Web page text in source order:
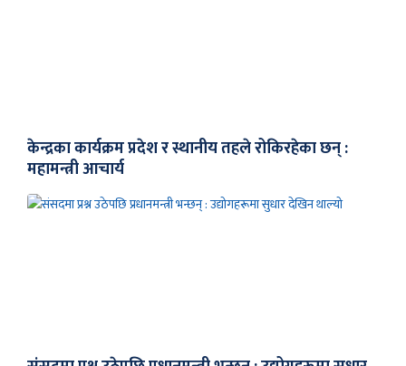
केन्द्रका कार्यक्रम प्रदेश र स्थानीय तहले रोकिरहेका छन् :
महामन्त्री आचार्य